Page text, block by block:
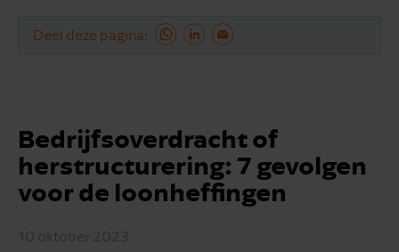
Deel deze pagina
Bedrijfsoverdracht of
herstructurering: 7 gevolgen
voor de loonheffingen
10 oktober 2023